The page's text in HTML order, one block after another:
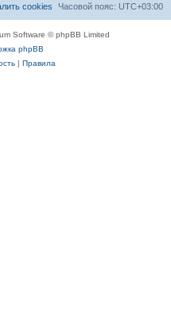
Часовой пояс: UTC+03:00
cookies
Software © phpBB Limited
phpBB
| Правила